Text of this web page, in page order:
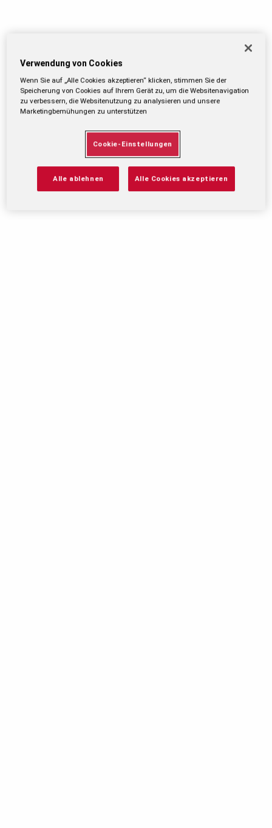
Verwendung von Cookies
Wenn Sie auf „Alle Cookies akzeptieren“ klicken, stimmen Sie der
Speicherung von Cookies auf Ihrem Gerät zu, um die Websitenavigation
zu verbessern, die Websitenutzung zu analysieren und unsere
Marketingbemühungen zu unterstützen
Cookie-Einstellungen
Alle ablehnen Alle Cookies akzeptieren